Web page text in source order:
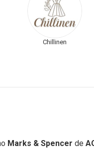
Chillinen
Marks & Spencer de